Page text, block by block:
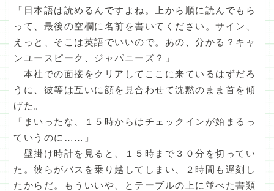
「日本語は読めるんですよね。上から順に読んでもら
って、最後の空欄に名前を書いてください。サイン、
えっと、そこは英語でいいので。あの、分かる？キャ
ンユースピーク、ジャパニーズ？」
本社での面接をクリアしてここに来ているはずだろ
うに、彼等は互いに顔を見合わせて沈黙のまま首を傾
げた。
「まいったな、１５時からはチェックインが始まるっ
ていうのに……」
壁掛け時計を見ると、１５時まで３０分を切ってい
た。彼らがバスを乗り越してしまい、２時間も遅刻し
たからだ。もういいや、とテーブルの上に並べた書類